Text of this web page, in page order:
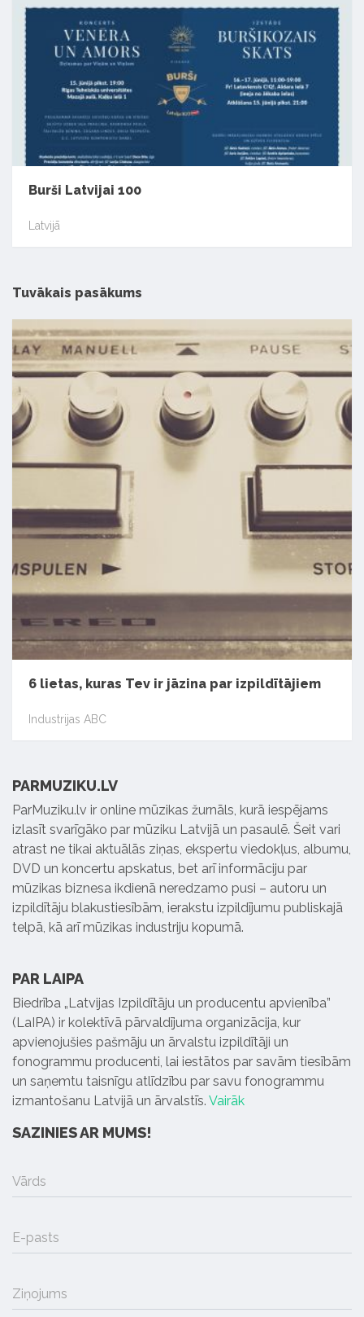
Burši Latvijai 100
Latvijā
Tuvākais pasākums
6 lietas, kuras Tev ir jāzina par izpildītājiem
Industrijas ABC
PARMUZIKU.LV
ParMuziku.lv ir online mūzikas žurnāls, kurā iespējams
izlasīt svarīgāko par mūziku Latvijā un pasaulē. Šeit vari
atrast ne tikai aktuālās ziņas, ekspertu viedokļus, albumu,
DVD un koncertu apskatus, bet arī informāciju par
mūzikas biznesa ikdienā neredzamo pusi – autoru un
izpildītāju blakustiesībām, ierakstu izpildījumu publiskajā
telpā, kā arī mūzikas industriju kopumā.
PAR LAIPA
Biedrība „Latvijas Izpildītāju un producentu apvienība”
(LaIPA) ir kolektīvā pārvaldījuma organizācija, kur
apvienojušies pašmāju un ārvalstu izpildītāji un
fonogrammu producenti, lai iestātos par savām tiesībām
un saņemtu taisnīgu atlīdzību par savu fonogrammu
izmantošanu Latvijā un ārvalstīs. Vairāk
SAZINIES AR MUMS!
Vārds
E-pasts
Ziņojums